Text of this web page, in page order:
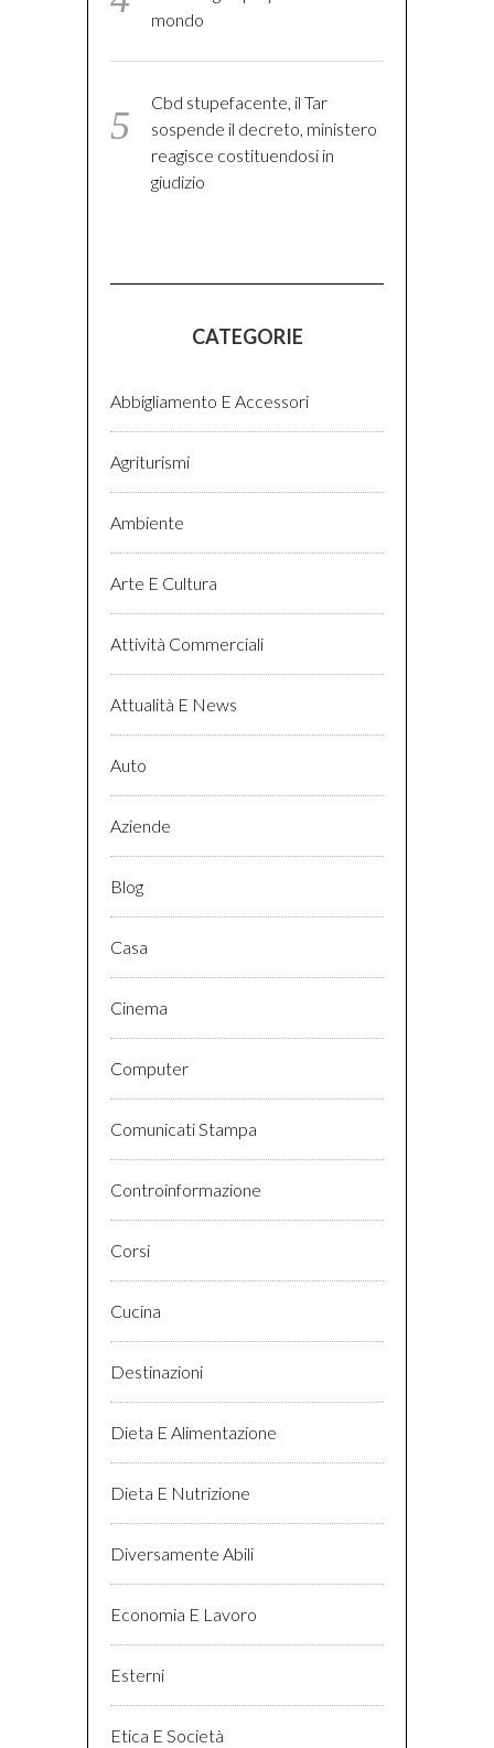
mondo
Cbd stupefacente, il Tar
sospende il decreto, ministero
reagisce costituendosi in
giudizio
CATEGORIE
Abbigliamento E Accessori
Agriturismi
Ambiente
Arte E Cultura
Attività Commerciali
Attualità E News
Auto
Aziende
Blog
Casa
Cinema
Computer
Comunicati Stampa
Controinformazione
Corsi
Cucina
Destinazioni
Dieta E Alimentazione
Dieta E Nutrizione
Diversamente Abili
Economia E Lavoro
Esterni
Etica E Società